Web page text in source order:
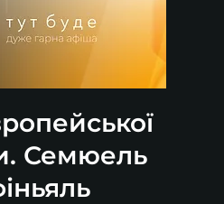
Семюель